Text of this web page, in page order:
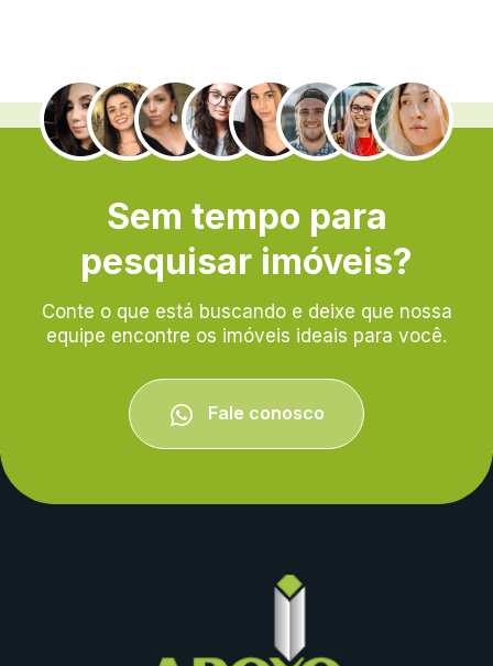
.
Sem tempo para
pesquisar imóveis?
Conte o que está buscando e deixe que nossa
equipe encontre os imóveis ideais para você.
Fale conosco